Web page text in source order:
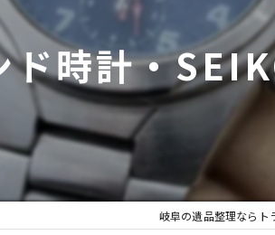
ド時計・
岐阜の遺品整理ならト